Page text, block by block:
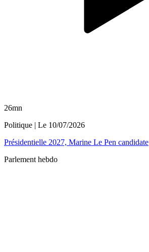
26mn
Politique | Le 10/07/2026
Présidentielle 2027, Marine Le Pen candidate
Parlement hebdo